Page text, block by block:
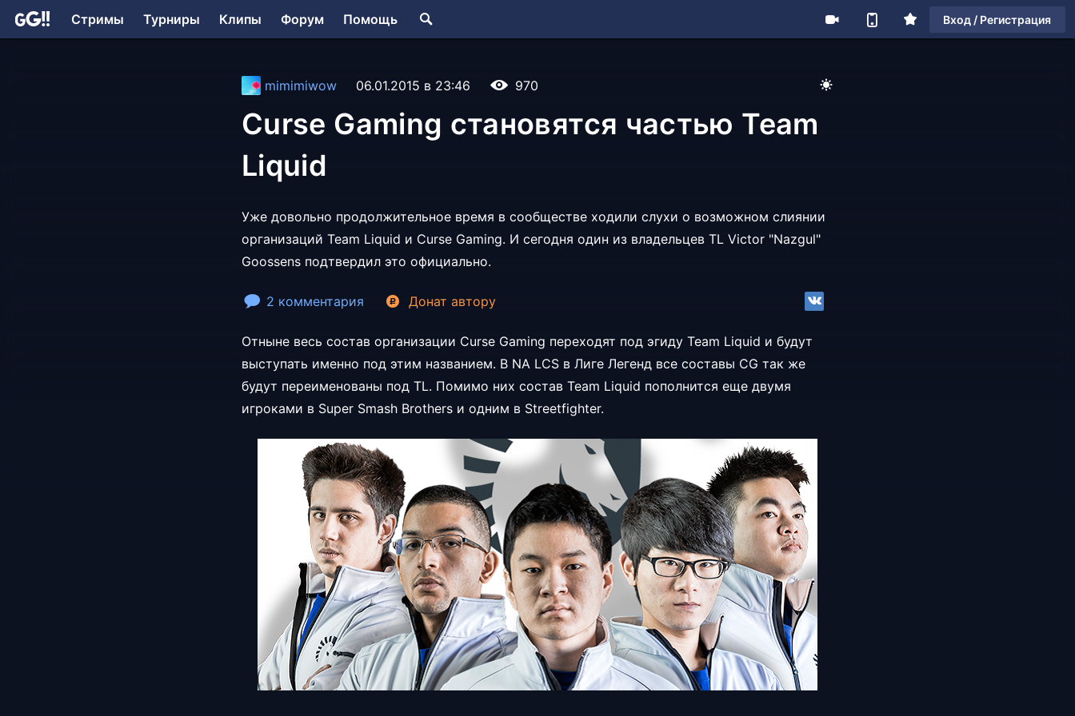
Стримы Турниры Клипы Форум Помощь Вход / Регистрация
mimimiwow 06.01.2015 в 23:46 970
Curse Gaming становятся частью Team
Liquid
Уже довольно продолжительное время в сообществе ходили слухи о возможном слиянии
организаций Team Liquid и Curse Gaming. И сегодня один из владельцев TL Victor "Nazgul"
Goossens подтвердил это официально.
2 комментария Донат автору
Отныне весь состав организации Curse Gaming переходят под эгиду Team Liquid и будут
выступать именно под этим названием. В NA LCS в Лиге Легенд все составы CG так же
будут переименованы под TL. Помимо них состав Team Liquid пополнится еще двумя
игроками в Super Smash Brothers и одним в Streetfighter.